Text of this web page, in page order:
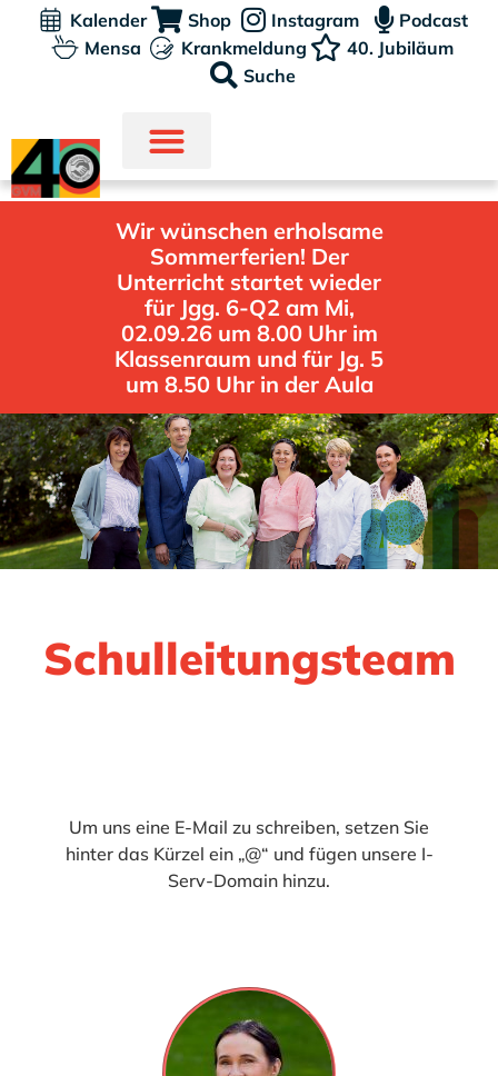
Kalender Shop Instagram
Podcast
Mensa
Krankmeldung
40. Jubiläum
Suche
Wir wünschen erholsame
Sommerferien! Der
Unterricht startet wieder
für Jgg. 6-Q2 am Mi,
02.09.26 um 8.00 Uhr im
Klassenraum und für Jg. 5
um 8.50 Uhr in der Aula
Schulleitungsteam
Um uns eine E-Mail zu schreiben, setzen Sie
hinter das Kürzel ein „@“ und fügen unsere I-
Serv-Domain hinzu.